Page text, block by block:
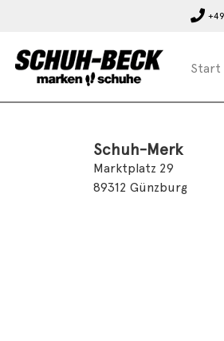
Start
Schuh-Merk
Marktplatz 29
89312 Günzburg